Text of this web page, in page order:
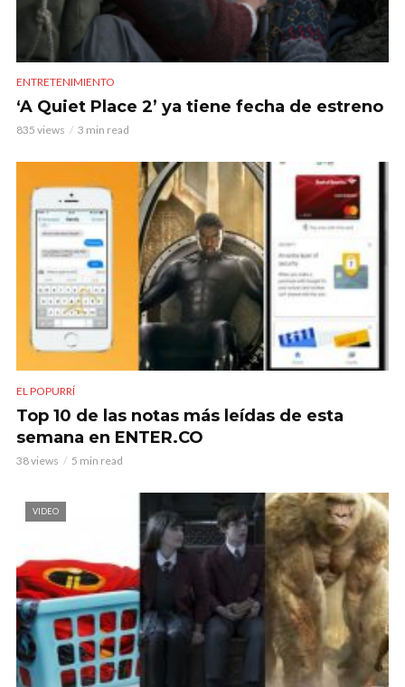
ENTRETENIMIENTO
‘A Quiet Place 2’ ya tiene fecha de estreno
835 views 3 min read
EL POPURRÍ
Top 10 de las notas más leídas de esta
semana en ENTER.CO
38 views 5 min read
VIDEO